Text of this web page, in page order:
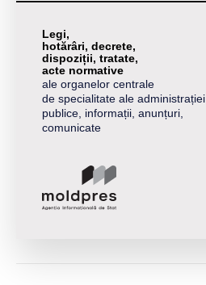
Legi,
hotărâri, decrete,
dispoziții, tratate,
acte normative
ale organelor centrale
de specialitate ale administrației
publice, informații, anunțuri,
comunicate